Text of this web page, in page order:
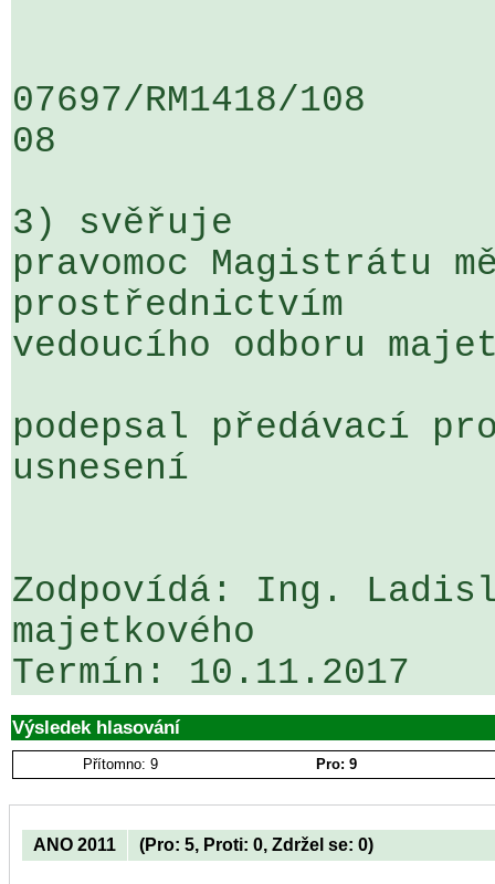
07697/RM1418/
08
3) svěřuje
pravomoc Magistrátu
prostřednictvím
vedoucího odboru
podepsal předávací
usnesení
Zodpovídá: Ing.
majetkového
Výsledek hlasování
Přítomno: 9 Pro: 9
ANO 2011 (Pro: 5, Proti: 0, Zdržel se: 0)